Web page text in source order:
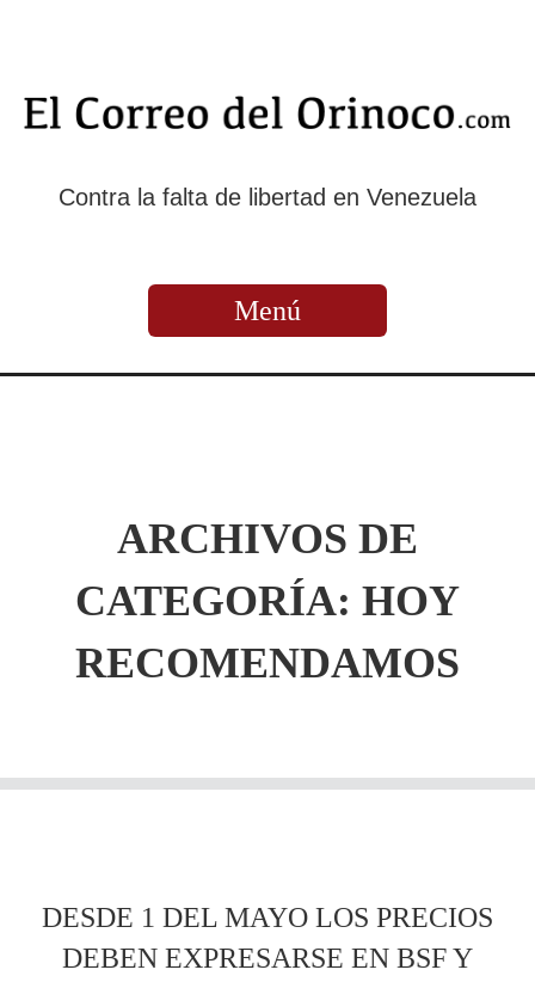
Contra la falta de libertad en Venezuela
Menú
ARCHIVOS DE
CATEGORÍA: HOY
RECOMENDAMOS
DESDE 1 DEL MAYO LOS PRECIOS
DEBEN EXPRESARSE EN BSF Y